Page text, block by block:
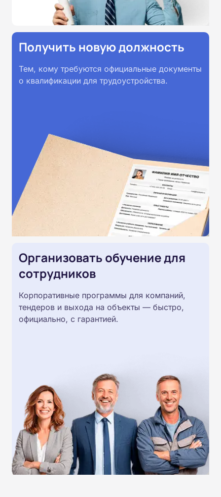
Получить новую должность
Тем, кому требуются официальные документы
о квалификации для трудоустройства.
Организовать обучение для
сотрудников
Корпоративные программы для компаний,
тендеров и выхода на объекты — быстро,
официально, с гарантией.